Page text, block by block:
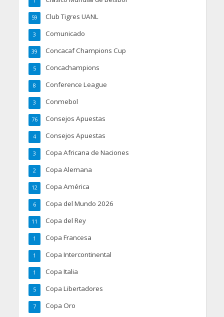
Club Tigres UANL
59
Comunicado
3
Concacaf Champions Cup
39
Concachampions
5
Conference League
8
Conmebol
3
Consejos Apuestas
76
Consejos Apuestas
4
Copa Africana de Naciones
3
Copa Alemana
2
Copa América
12
Copa del Mundo 2026
6
Copa del Rey
11
Copa Francesa
1
Copa Intercontinental
1
Copa Italia
1
Copa Libertadores
5
Copa Oro
7